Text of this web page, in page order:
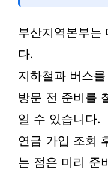
부산지역본부는
다.
지하철과 버스
방문 전 준비를
일 수 있습니다.
연금 가입 조회
는 점은 미리 준